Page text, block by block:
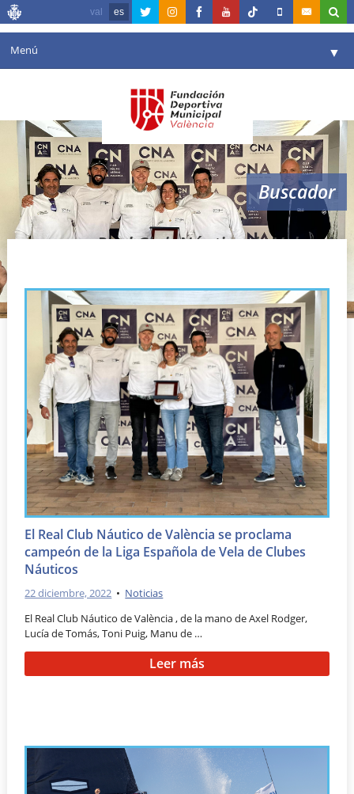
val es
Menú ▼
Agenda
Instalaciones
Comunicación ▼
Valencia en deporte ▼
Reservas
Buscador
Real Club Náutico de Valencia.
El Real Club Náutico de València se proclama
campeón de la Liga Española de Vela de Clubes
Náuticos
22 diciembre, 2022 • Noticias
El Real Club Náutico de València , de la mano de Axel Rodger,
Lucía de Tomás, Toni Puig, Manu de …
Leer más